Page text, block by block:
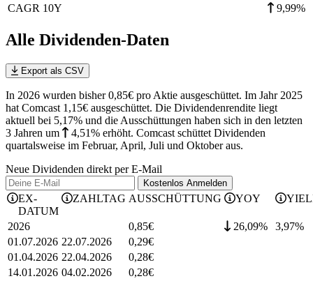
CAGR 10Y
9,99%
Alle Dividenden-Daten
Export als CSV
In 2026 wurden bisher 0,85€ pro Aktie ausgeschüttet. Im Jahr 2025
hat Comcast 1,15€ ausgeschüttet. Die Dividendenrendite liegt
aktuell bei 5,17% und die Ausschüttungen haben sich in den letzten
3 Jahren um 4,51% erhöht. Comcast schüttet Dividenden
quartalsweise im Februar, April, Juli und Oktober aus.
Neue Dividenden direkt per E-Mail
Kostenlos Anmelden
EX-
DATUM
ZAHLTAG AUSSCHÜTTUNG YOY
2026 0,85€ 26,09% 3,97%
01.07.2026 22.07.2026 0,29€
01.04.2026 22.04.2026 0,28€
14.01.2026 04.02.2026 0,28€